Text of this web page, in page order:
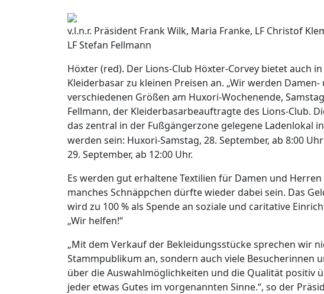
v.l.n.r. Präsident Frank Wilk, Maria Franke, LF Christof
LF Stefan Fellmann
Höxter (red). Der Lions-Club Höxter-Corvey bietet auch
Kleiderbasar zu kleinen Preisen an. „Wir werden
verschiedenen Größen am Huxori-Wochenende,
Fellmann, der Kleiderbasarbeauftragte des Lions-Club.
das zentral in der Fußgängerzone gelegene Ladenlokal
werden sein: Huxori-Samstag, 28. September, ab 8:00
29. September, ab 12:00 Uhr.
Es werden gut erhaltene Textilien für Damen und
manches Schnäppchen dürfte wieder dabei sein. Das
wird zu 100 % als Spende an soziale und caritative
„Wir helfen!“
„Mit dem Verkauf der Bekleidungsstücke sprechen wir
Stammpublikum an, sondern auch viele Besucherinnen
über die Auswahlmöglichkeiten und die Qualität positiv
jeder etwas Gutes im vorgenannten Sinne.“, so der